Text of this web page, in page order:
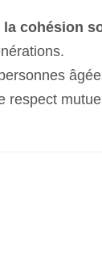
la cohésion
respect